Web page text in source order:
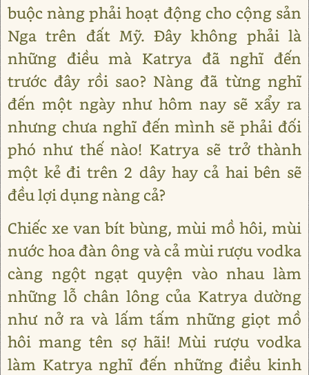
buộc nàng phải hoạt động cho cộng sản
Nga trên đất Mỹ. Đây không phải là
những điều mà Katrya đã nghĩ đến
trước đây rồi sao? Nàng đã từng nghĩ
đến một ngày như hôm nay sẽ xẩy ra
nhưng chưa nghĩ đến mình sẽ phải đối
phó như thế nào! Katrya sẽ trở thành
một kẻ đi trên 2 dây hay cả hai bên sẽ
đều lợi dụng nàng cả?
Chiếc xe van bít bùng, mùi mồ hôi, mùi
nước hoa đàn ông và cả mùi rượu vodka
càng ngột ngạt quyện vào nhau làm
những lỗ chân lông của Katrya dường
như nở ra và lấm tấm những giọt mồ
hôi mang tên sợ hãi! Mùi rượu vodka
làm Katrya nghĩ đến những điều kinh